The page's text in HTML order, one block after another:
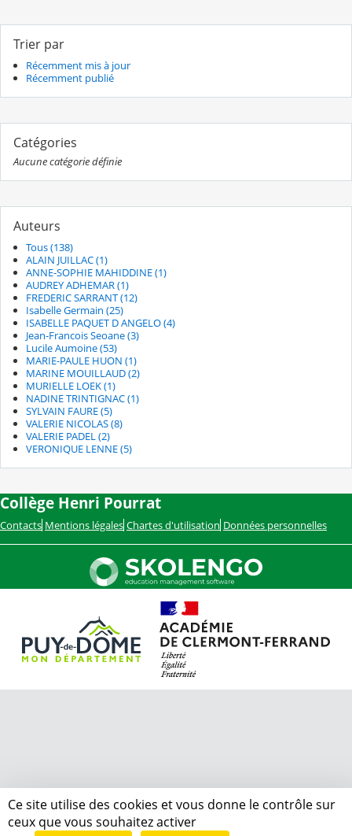
Trier par
Récemment mis à jour
Récemment publié
Catégories
Aucune catégorie définie
Auteurs
Tous (138)
ALAIN JUILLAC (1)
ANNE-SOPHIE MAHIDDINE (1)
AUDREY ADHEMAR (1)
FREDERIC SARRANT (12)
Isabelle Germain (25)
ISABELLE PAQUET D ANGELO (4)
Jean-Francois Seoane (3)
Lucile Aumoine (53)
MARIE-PAULE HUON (1)
MARINE MOUILLAUD (2)
MURIELLE LOEK (1)
NADINE TRINTIGNAC (1)
SYLVAIN FAURE (5)
VALERIE NICOLAS (8)
VALERIE PADEL (2)
VERONIQUE LENNE (5)
Collège Henri Pourrat
Contacts Mentions légales Chartes d'utilisation Données personnelles
Ce site utilise des cookies et vous donne le contrôle sur
ceux que vous souhaitez activer